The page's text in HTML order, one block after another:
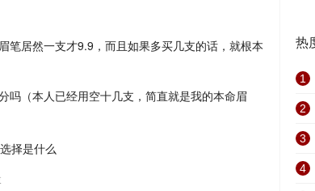
笔居然一支才9.9，而且如果多买几支的话，就根本
吗（本人已经用空十几支，简直就是我的本命眉
热
1
2
3
4